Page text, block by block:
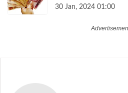
30 Jan, 2024 01:00